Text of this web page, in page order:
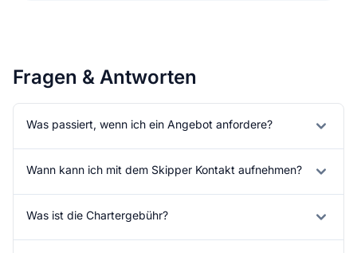
Fragen & Antworten
Was passiert, wenn ich ein Angebot anfordere?
Wann kann ich mit dem Skipper Kontakt aufnehmen?
Was ist die Chartergebühr?